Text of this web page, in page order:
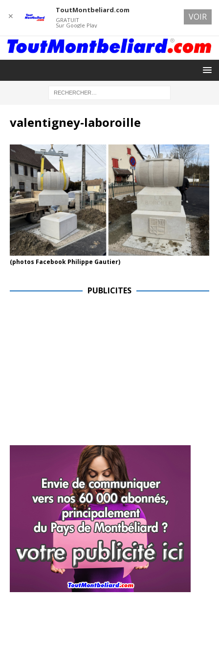
valentigney-laboroille
(photos Facebook Philippe Gautier)
PUBLICITES
✕
ToutMontbeliard.com
GRATUIT
Sur Google Play
VOIR